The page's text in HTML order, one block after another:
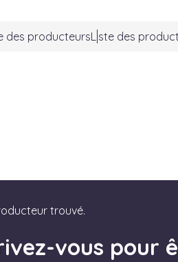
des producteursListe des
trouvé.
vous pour